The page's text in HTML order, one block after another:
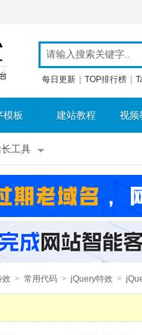
每日更新 TOP排行榜
模板 建站教程 视频
工具
效 > 常用代码 > jQuery特效 >